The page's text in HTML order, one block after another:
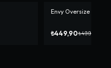
-%10
Envy Oversize T-shirt
₺449,90₺499,90